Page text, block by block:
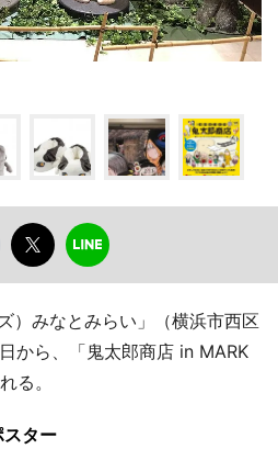
）みなとみらい」（横浜市西区
から、「鬼太郎商店 in MARK
る。
スター